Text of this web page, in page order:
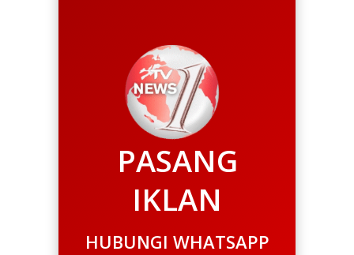
PASANG
IKLAN
HUBUNGI WHATSAPP